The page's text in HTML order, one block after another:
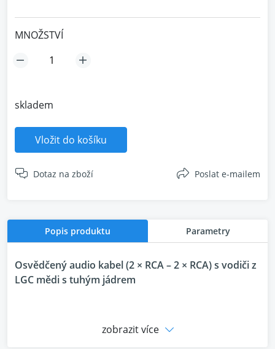
MNOŽSTVÍ
skladem
Vložit do košíku
Dotaz na zboží Poslat e-mailem
Popis produktu Parametry
Osvědčený audio kabel (2 × RCA – 2 × RCA) s vodiči z
LGC mědi s tuhým jádrem
Evergreen Point Floathing Bridge,otevřen v roce
zobrazit více